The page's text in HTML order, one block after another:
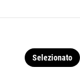
Selezionato